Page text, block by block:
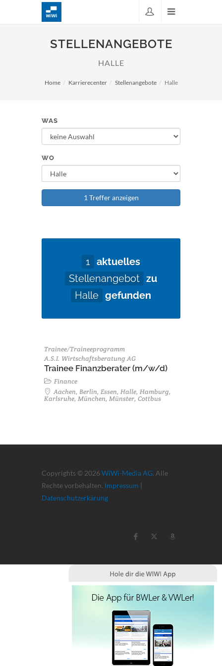
STELLENANGEBOTE
HALLE
Home Karrierecenter Stellenangebote Halle
WAS
WO
1 Treffer anzeigen
1 aktuelles
Stellenangebot zu
Halle gefunden
Trainee/Traineeprogramm
A.S.I. Wirtschaftsberatung AG
Trainee Finanzberater (m/w/d)
Finance
Aachen, Berlin, Essen, Halle, Hamburg,
Karlsruhe, München, Münster, Cottbus
Copyrights © 2026 WiWi-Media AG. Alle
Rechte vorbehalten. Impressum |
Datenschutzerkärung